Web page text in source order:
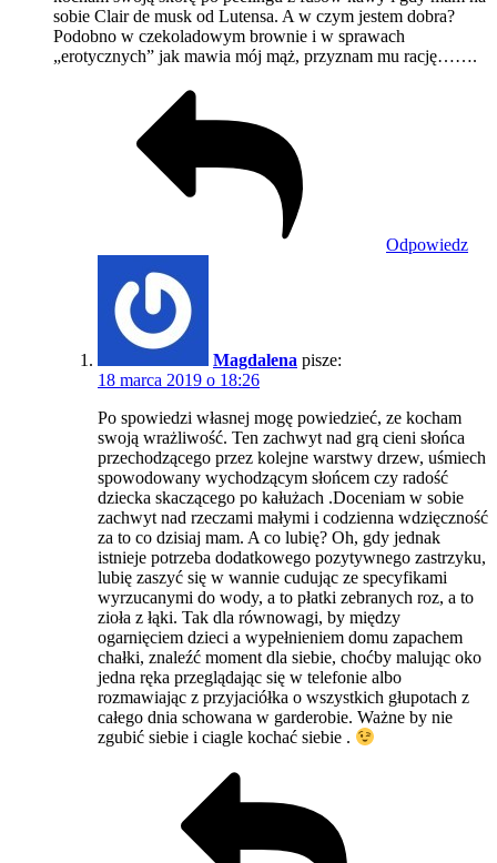
sobie Clair de musk od Lutensa. A w czym jestem dobra?
Podobno w czekoladowym brownie i w sprawach
„erotycznych” jak mawia mój mąż, przyznam mu rację…….
Odpowiedz
Magdalena pisze:
18 marca 2019 o 18:26
Po spowiedzi własnej mogę powiedzieć, ze kocham
swoją wrażliwość. Ten zachwyt nad grą cieni słońca
przechodzącego przez kolejne warstwy drzew, uśmiech
spowodowany wychodzącym słońcem czy radość
dziecka skaczącego po kałużach .Doceniam w sobie
zachwyt nad rzeczami małymi i codzienna wdzięczność
za to co dzisiaj mam. A co lubię? Oh, gdy jednak
istnieje potrzeba dodatkowego pozytywnego zastrzyku,
lubię zaszyć się w wannie cudując ze specyfikami
wyrzucanymi do wody, a to płatki zebranych roz, a to
zioła z łąki. Tak dla równowagi, by między
ogarnięciem dzieci a wypełnieniem domu zapachem
chałki, znaleźć moment dla siebie, choćby malując oko
jedna ręka przeglądając się w telefonie albo
rozmawiając z przyjaciółka o wszystkich głupotach z
całego dnia schowana w garderobie. Ważne by nie
zgubić siebie i ciagle kochać siebie .